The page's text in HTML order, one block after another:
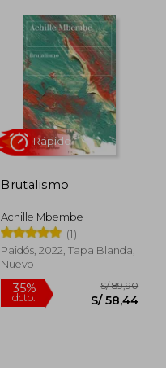
Brutalismo
Achille Mbembe
(1)
Paidós, 2022, Tapa Blanda,
Nuevo